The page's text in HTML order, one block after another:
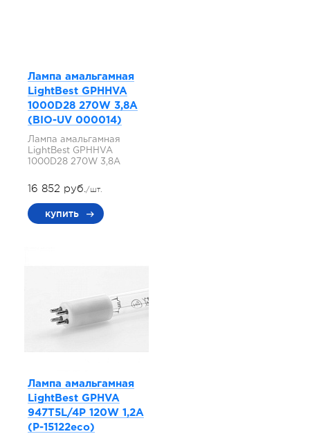
Лампа амальгамная
LightBest GPHHVA
1000D28 270W 3,8A
(BIO-UV 000014)
Лампа амальгамная
LightBest GPHHVA
1000D28 270W 3,8A
16 852 руб./шт.
купить
Лампа амальгамная
LightBest GPHVA
947T5L/4P 120W 1,2A
(P-15122eco)